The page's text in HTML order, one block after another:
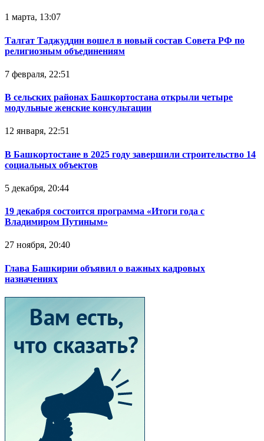
1 марта, 13:07
Талгат Таджуддин вошел в новый состав Совета РФ по
религиозным объединениям
7 февраля, 22:51
В сельских районах Башкортостана открыли четыре
модульные женские консультации
12 января, 22:51
В Башкортостане в 2025 году завершили строительство 14
социальных объектов
5 декабря, 20:44
19 декабря состоится программа «Итоги года с
Владимиром Путиным»
27 ноября, 20:40
Глава Башкирии объявил о важных кадровых
назначениях